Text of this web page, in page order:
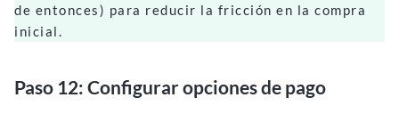
de entonces) para reducir la fricción en la compra
inicial.
Paso 12: Configurar opciones de pago